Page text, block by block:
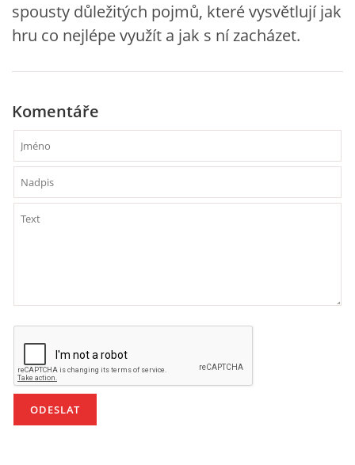
VÝTVARNÉ AKTIVITY - JARO
VÝTVARNÉ AKTIVITY - PODZIM
VÝTVARNÉ AKTIVITY - ZIMA
CHARAKTERISTIKA ROČNÍCH OBDOBÍ
BÁSNĚ K TÉMATU JARO
POHYBOVÉ AKTIVITY NA TÉMA JARO
spousty důležitých pojmů, které vysvětlují jak
hru co nejlépe využít a jak s ní zacházet.
Komentáře